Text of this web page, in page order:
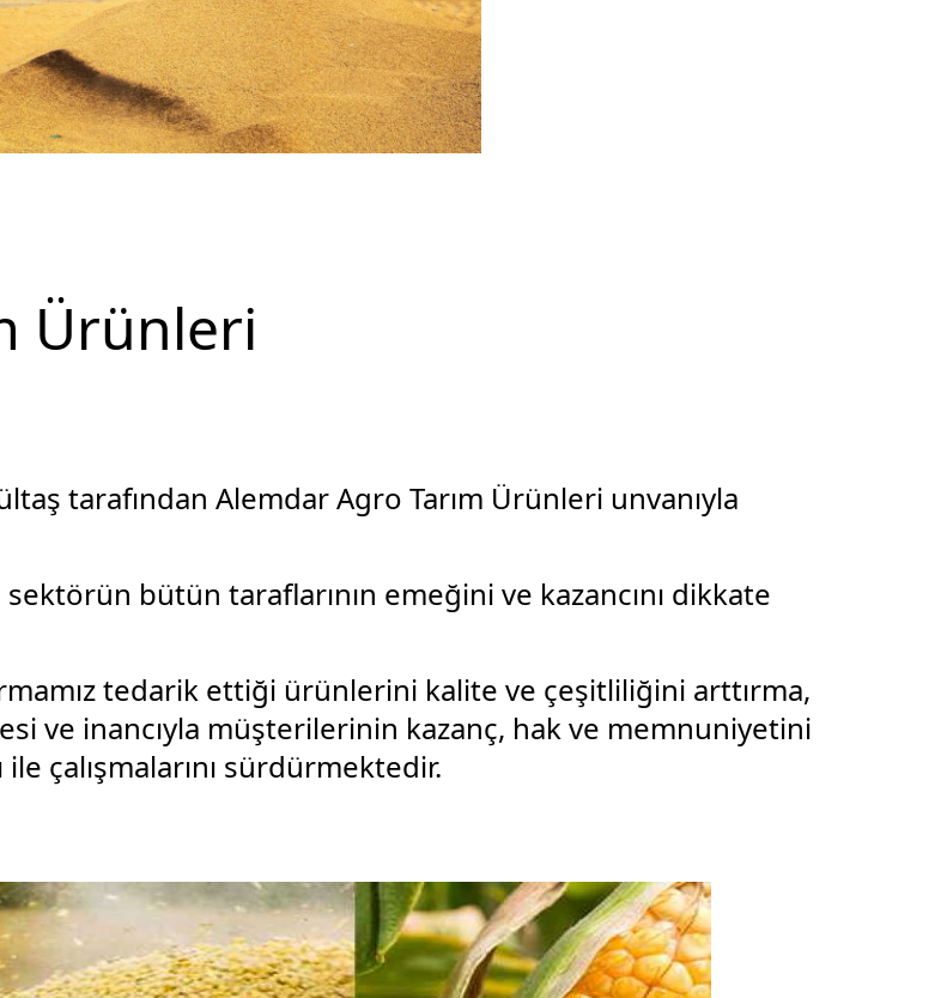
Ürünleri
tarafından Alemdar Agro Tarım Ürünleri unvanıyla
bütün taraflarının emeğini ve kazancını dikkate
tedarik ettiği ürünlerini kalite ve çeşitliliğini arttırma,
ve inancıyla müşterilerinin kazanç, hak ve memnuniyetini
çalışmalarını sürdürmektedir.